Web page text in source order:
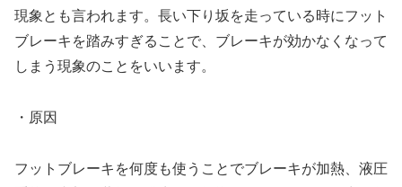
現象とも言われます。長い下り坂を走っている時にフット
ブレーキを踏みすぎることで、ブレーキが効かなくなって
しまう現象のことをいいます。
・原因
フットブレーキを何度も使うことでブレーキが加熱、液圧